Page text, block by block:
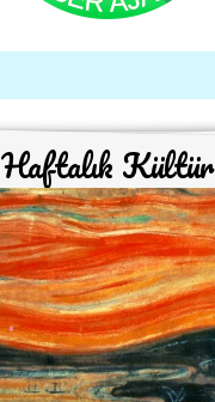
Haftalık Kültür